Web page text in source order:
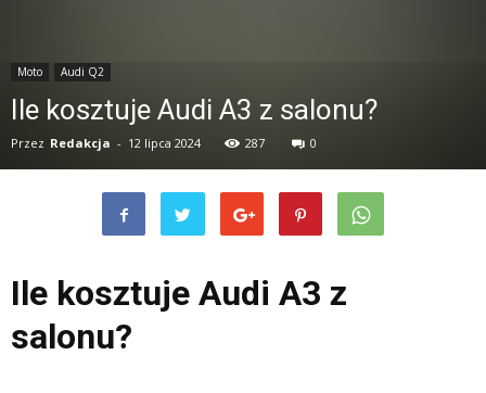
Moto Audi Q2
Ile kosztuje Audi A3 z salonu?
Przez Redakcja - 12 lipca 2024 287 0
Ile kosztuje Audi A3 z
salonu?